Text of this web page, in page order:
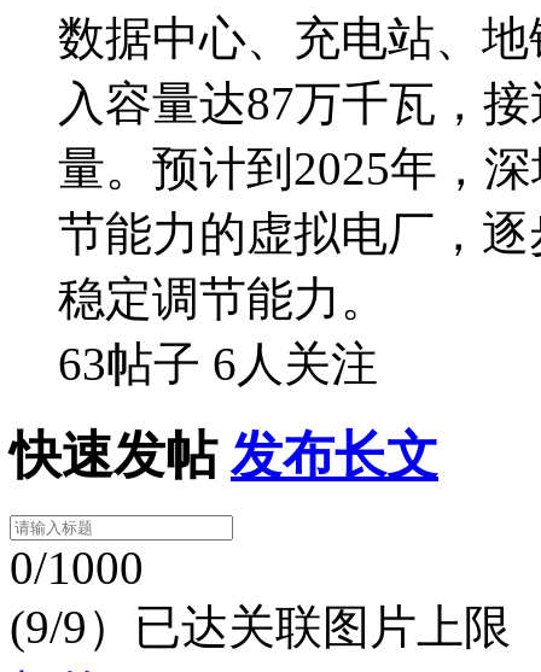
数据中心、充电站、
入容量达87万千瓦，
量。预计到2025年，
节能力的虚拟电厂，
稳定调节能力。
63帖子 6人关注
快速发帖 发布长文
0/1000
(9/9）已达关联图片上限